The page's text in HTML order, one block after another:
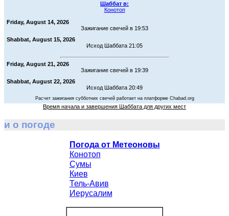
Шаббат в:
Конотоп
Friday, August 14, 2026
Зажигание свечей в 19:53
Shabbat, August 15, 2026
Исход Шаббата 21:05
Friday, August 21, 2026
Зажигание свечей в 19:39
Shabbat, August 22, 2026
Исход Шаббата 20:49
Расчет зажигания субботних свечей работает на платформе Chabad.org
Время начала и завершения Шаббата для других мест
и о погоде
Погода от Метеоновы
Конотоп
Сумы
Киев
Тель-Авив
Иерусалим